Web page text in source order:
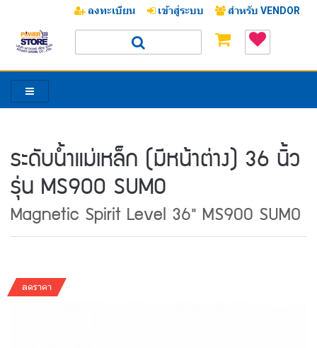
ลงทะเบียน เข้าสู่ระบบ สำหรับ VENDOR
ระดับน้ำแม่เหล็ก (มีหน้าต่าง) 36 นิ้ว
รุ่น MS900 SUMO
Magnetic Spirit Level 36" MS900 SUMO
ลดราคา